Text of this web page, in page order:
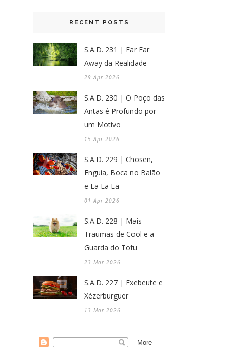
RECENT POSTS
S.A.D. 231 | Far Far
Away da Realidade
29 Apr 2026
S.A.D. 230 | O Poço das
Antas é Profundo por
um Motivo
15 Apr 2026
S.A.D. 229 | Chosen,
Enguia, Boca no Balão
e La La La
01 Apr 2026
S.A.D. 228 | Mais
Traumas de Cool e a
Guarda do Tofu
23 Mar 2026
S.A.D. 227 | Exebeute e
Xézerburguer
13 Mar 2026